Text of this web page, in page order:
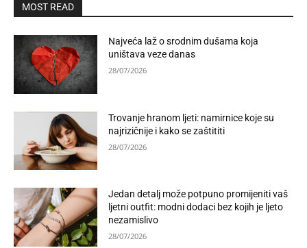
MOST READ
Najveća laž o srodnim dušama koja
uništava veze danas
28/07/2026
Trovanje hranom ljeti: namirnice koje su
najrizičnije i kako se zaštititi
28/07/2026
Jedan detalj može potpuno promijeniti vaš
ljetni outfit: modni dodaci bez kojih je ljeto
nezamislivo
28/07/2026